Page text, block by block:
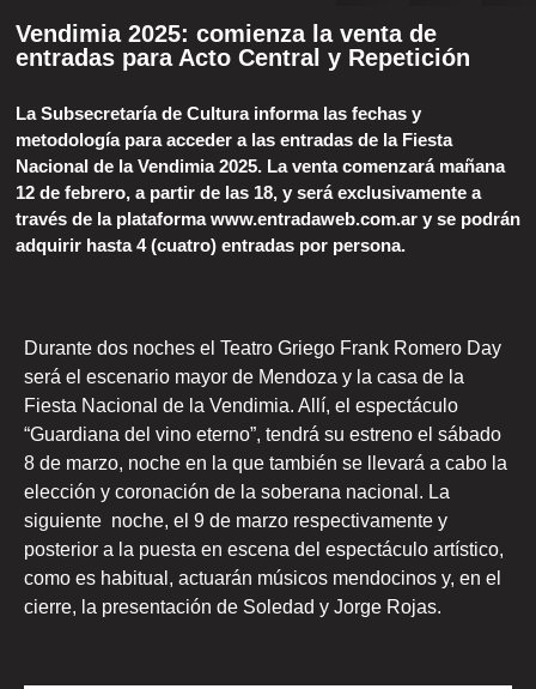
Vendimia 2025: comienza la venta de
entradas para Acto Central y Repetición
La Subsecretaría de Cultura informa las fechas y
metodología para acceder a las entradas de la Fiesta
Nacional de la Vendimia 2025. La venta comenzará mañana
12 de febrero, a partir de las 18, y será exclusivamente a
través de la plataforma www.entradaweb.com.ar y se podrán
adquirir hasta 4 (cuatro) entradas por persona.
Durante dos noches el Teatro Griego Frank Romero Day
será el escenario mayor de Mendoza y la casa de la
Fiesta Nacional de la Vendimia. Allí, el espectáculo
“Guardiana del vino eterno”, tendrá su estreno el sábado
8 de marzo, noche en la que también se llevará a cabo la
elección y coronación de la soberana nacional. La
siguiente noche, el 9 de marzo respectivamente y
posterior a la puesta en escena del espectáculo artístico,
como es habitual, actuarán músicos mendocinos y, en el
cierre, la presentación de Soledad y Jorge Rojas.